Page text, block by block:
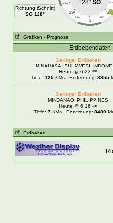
Richtung (Schnitt)
SO 128°
WSW
SW SO
SSW SSO
S
128° SO
Grafiken - Prognose
Erdbebendaten
Geringer Erdbeben
MINAHASA, SULAWESI,
Heute @ 6:23 am
Tiefe: 125 KMs - Entfernung: 8855
Geringer Erdbeben
MINDANAO, PHILIPPINES
Heute @ 6:16 am
Tiefe: 7 KMs - Entfernung: 8480
Erdbeben